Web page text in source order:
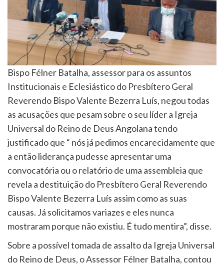
Bispo Félner Batalha, assessor para os assuntos
Institucionais e Eclesiástico do Presbítero Geral
Reverendo Bispo Valente Bezerra Luís, negou todas
as acusações que pesam sobre o seu líder a Igreja
Universal do Reino de Deus Angolana tendo
justificado que “ nós já pedimos encarecidamente que
a então liderança pudesse apresentar uma
convocatória ou o relatório de uma assembleia que
revela a destituição do Presbítero Geral Reverendo
Bispo Valente Bezerra Luís assim como as suas
causas. Já solicitamos variazes e eles nunca
mostraram porque não existiu. É tudo mentira”, disse.
Sobre a possível tomada de assalto da Igreja Universal
do Reino de Deus, o Assessor Félner Batalha, contou